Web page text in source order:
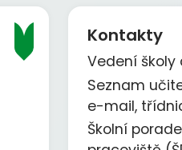
Kontakty
Vedení
Seznam
e-mail,
Školní